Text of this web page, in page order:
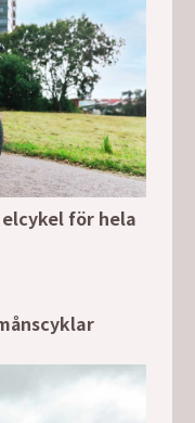
för hela